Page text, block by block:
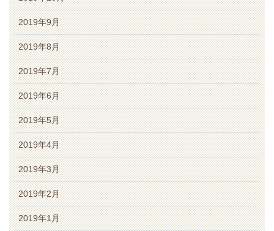
2019年9月
2019年8月
2019年7月
2019年6月
2019年5月
2019年4月
2019年3月
2019年2月
2019年1月